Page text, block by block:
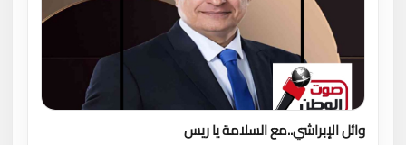
وائل الإبراشي..مع السلامة يا ريس